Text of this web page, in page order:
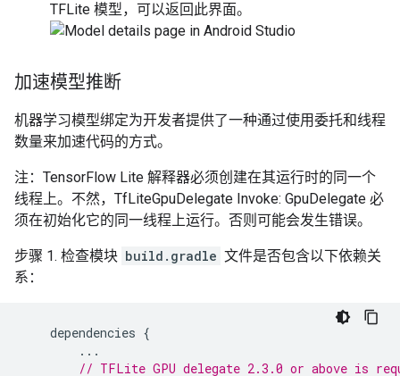
TFLite 模型，可以返回此界面。
加速模型推断
机器学习模型绑定为开发者提供了一种通过使用委托和线程
数量来加速代码的方式。
注：TensorFlow Lite 解释器必须创建在其运行时的同一个
线程上。不然，TfLiteGpuDelegate Invoke: GpuDelegate 必
须在初始化它的同一线程上运行。否则可能会发生错误。
步骤 1. 检查模块 build.gradle 文件是否包含以下依赖关
系：
dependencies {
...
// TFLite GPU delegate 2.3.0 or above is